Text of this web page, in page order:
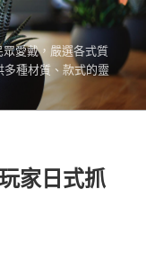
愛戴，嚴選各式質
種材質、款式的靈
家日式抓